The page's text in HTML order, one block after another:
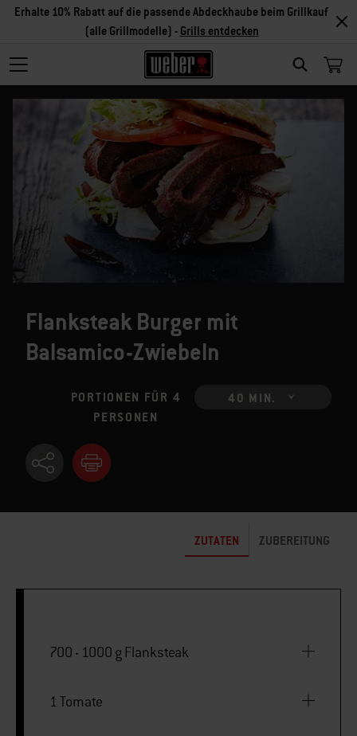
SEARCH
Erhalte 10% Rabatt auf die passende Abdeckhaube beim Grillkauf
(alle Grillmodelle) - Grills entdecken
Flanksteak Burger mit
Balsamico-Zwiebeln
PORTIONEN FÜR 4
PERSONEN
40 MIN.
ZUTATEN ZUBEREITUNG
700 - 1000 g Flanksteak
1 Tomate